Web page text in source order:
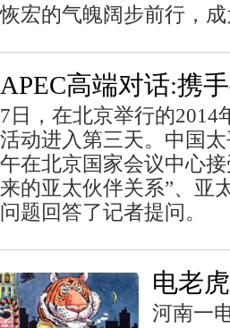
恢宏的气魄阔步前行，
APEC高端对话:携
7日，在北京举行的2014
活动进入第三天。中国
午在北京国家会议中心
来的亚太伙伴关系”、亚
问题回答了记者提问。
电老虎
河南一